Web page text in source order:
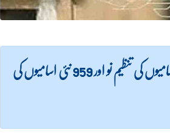
(لاہور نیوز) پنجاب حکومت نے صوبہ بھر میں فارمیسی کیڈر کی 1518 اسامیوں کی تنظیم نو اور 959 نئی اسامیوں کی